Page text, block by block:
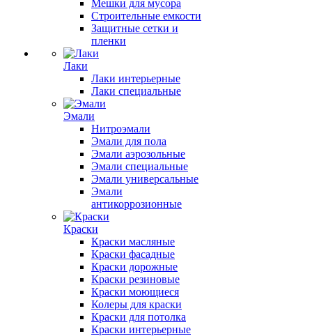
Мешки для мусора
Строительные емкости
Защитные сетки и
пленки
Лаки
Лаки интерьерные
Лаки специальные
Эмали
Нитроэмали
Эмали для пола
Эмали аэрозольные
Эмали специальные
Эмали универсальные
Эмали
антикоррозионные
Краски
Краски масляные
Краски фасадные
Краски дорожные
Краски резиновые
Краски моющиеся
Колеры для краски
Краски для потолка
Краски интерьерные